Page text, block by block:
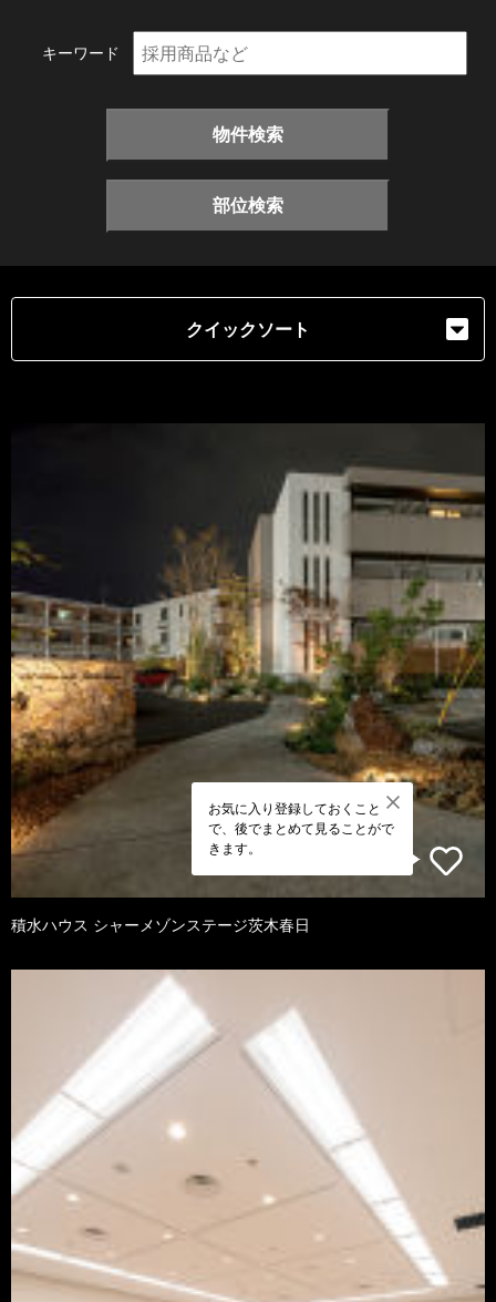
キーワード
物件検索
部位検索
クイックソート
お気に入り登録しておくこと
で、後でまとめて見ることがで
きます。
積水ハウス シャーメゾンステージ茨木春日